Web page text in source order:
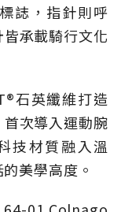
誌，指針則呼
承載騎行文化
石英纖維打造
次導入運動腕
技材質融入溫
美學高度。